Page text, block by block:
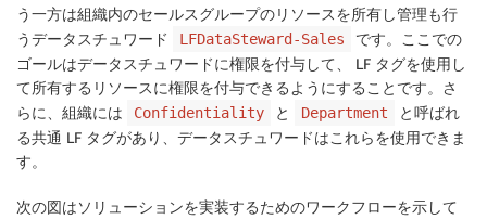
う一方は組織内のセールスグループのリソースを所有し管理も行
うデータスチュワード
LFDataSteward-Sales
です。ここでの
ゴールはデータスチュワードに権限を付与して、 LF タグを使用し
て所有するリソースに権限を付与できるようにすることです。さ
らに、組織には
Confidentiality と Department
と呼ばれ
る共通 LF タグがあり、データスチュワードはこれらを使用できま
す。
次の図はソリューションを実装するためのワークフローを示して